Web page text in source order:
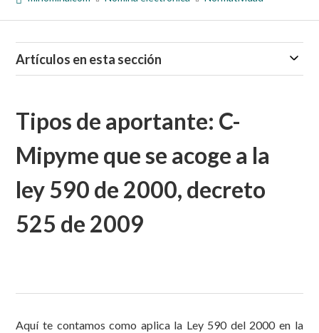
Artículos en esta sección
Tipos de aportante: C-
Mipyme que se acoge a la
ley 590 de 2000, decreto
525 de 2009
Aquí te contamos como aplica la Ley 590 del 2000 en la